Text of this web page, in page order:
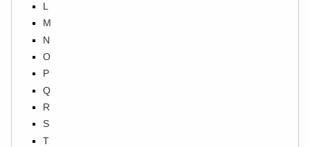
L
M
N
O
P
Q
R
S
T